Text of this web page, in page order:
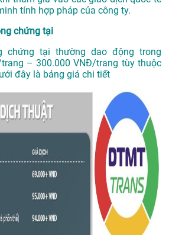
tính hợp pháp của công ty.
chứng tại
chứng tại thường dao động trong
– 300.000 VNĐ/trang tùy thuộc
đây là bảng giá chi tiết